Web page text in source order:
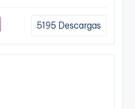
5195 Descargas